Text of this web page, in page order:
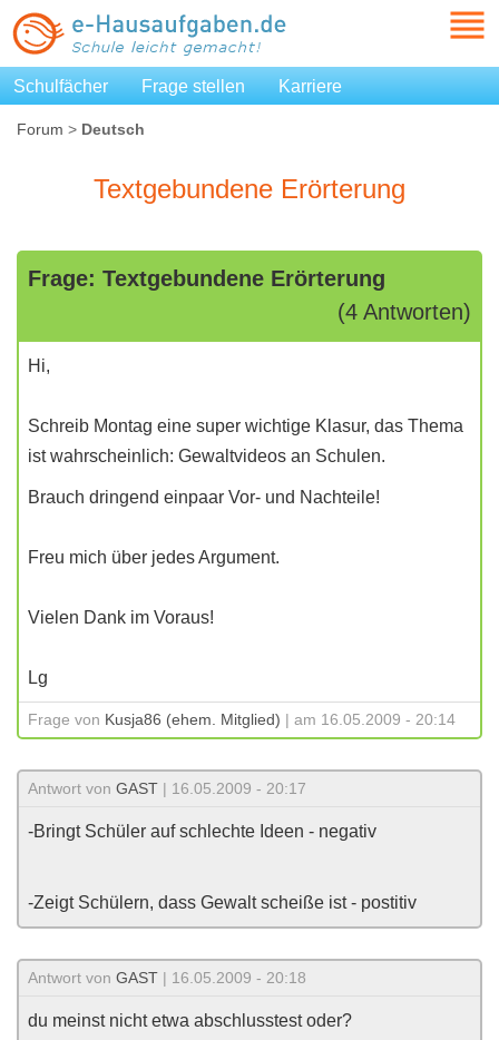
Schulfächer Frage stellen Karriere
Forum > Deutsch
Textgebundene Erörterung
Frage: Textgebundene Erörterung
(4 Antworten)
Hi,
Schreib Montag eine super wichtige Klasur, das Thema
ist wahrscheinlich: Gewaltvideos an Schulen.
Brauch dringend einpaar Vor- und Nachteile!
Freu mich über jedes Argument.
Vielen Dank im Voraus!
Lg
Frage von Kusja86 (ehem. Mitglied) | am 16.05.2009 - 20:14
Antwort von GAST | 16.05.2009 - 20:17
-Bringt Schüler auf schlechte Ideen - negativ
-Zeigt Schülern, dass Gewalt scheiße ist - postitiv
Antwort von GAST | 16.05.2009 - 20:18
du meinst nicht etwa abschlusstest oder?